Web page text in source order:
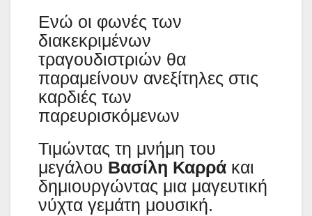
Ενώ οι φωνές των
διακεκριμένων
τραγουδιστριών θα
παραμείνουν ανεξίτηλες στις
καρδιές των
παρευρισκόμενων
Τιμώντας τη μνήμη του
μεγάλου Βασίλη Καρρά και
δημιουργώντας μια μαγευτική
νύχτα γεμάτη μουσική.